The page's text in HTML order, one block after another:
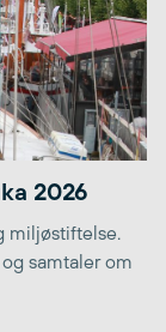
2026
miljøstiftelse.
samtaler om